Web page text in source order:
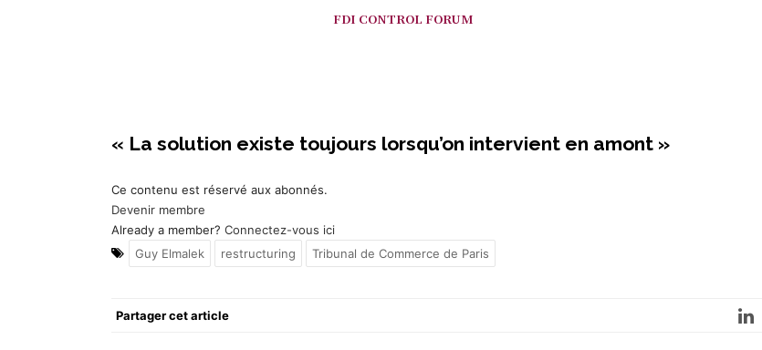
FDI CONTROL FORUM
« La solution existe toujours lorsqu’on intervient en amont »
Ce contenu est réservé aux abonnés.
Devenir membre
Already a member? Connectez-vous ici
Guy Elmalek
restructuring Tribunal de Commerce de Paris
Partager cet article